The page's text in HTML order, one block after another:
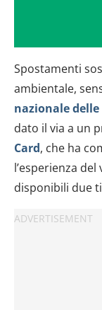
Spostamenti
ambientale,
nazionale delle
dato il via a un
Card, che ha
l’esperienza
disponibili due